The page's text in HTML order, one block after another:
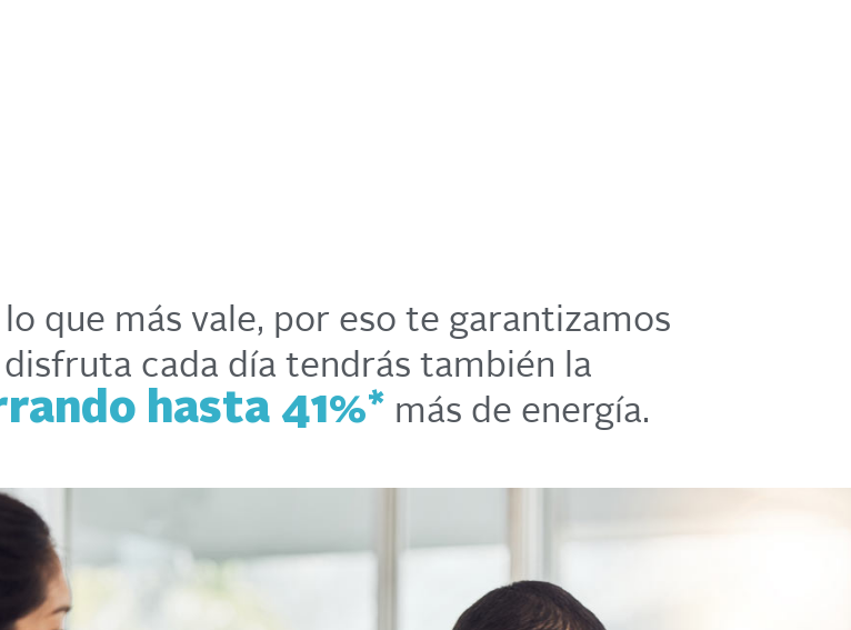
que más vale, por eso te garantizamos
cada día tendrás también la
hasta 41%* más de energía.